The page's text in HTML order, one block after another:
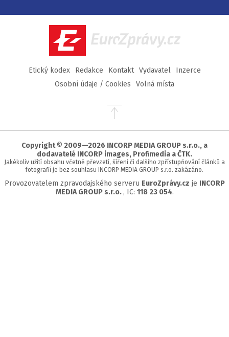
Facebook
TwitterInstagram
YouTube
EuroZprávy.cz
Etický kodex Redakce Kontakt Vydavatel
Inzerce
Osobní údaje / Cookies
Volná místa
Přejít
stránky
Copyright © 2009—2026 INCORP MEDIA GROUP s.r.o., a
dodavatelé INCORP images, Profimedia a ČTK.
Jakékoliv užití obsahu včetně převzetí, šíření či dalšího zpřístupňování článků a
fotografií je bez souhlasu INCORP MEDIA GROUP s.r.o. zakázáno.
Provozovatelem zpravodajského serveru EuroZprávy.cz je INCORP
MEDIA GROUP s.r.o. , IC: 118 23 054.